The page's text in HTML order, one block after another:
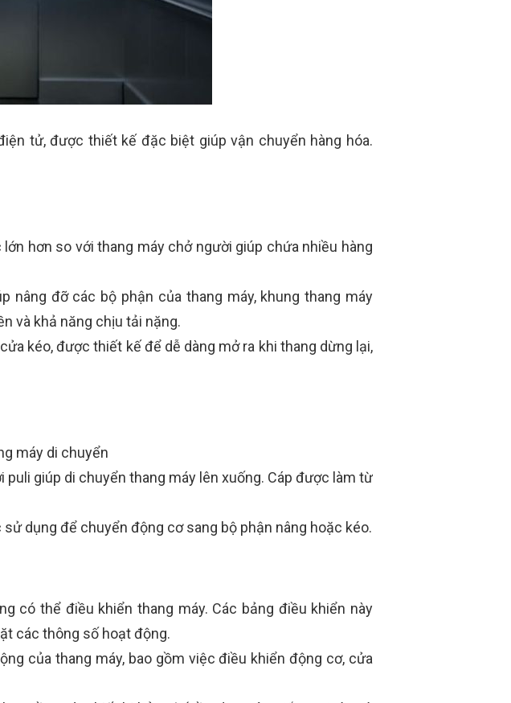
tử, được thiết kế đặc biệt giúp vận chuyển hàng hóa.
hơn so với thang máy chở người giúp chứa nhiều hàng
nâng đỡ các bộ phận của thang máy, khung thang máy
và khả năng chịu tải nặng.
kéo, được thiết kế để dễ dàng mở ra khi thang dừng lại,
máy di chuyển
giúp di chuyển thang máy lên xuống. Cáp được làm từ
dụng để chuyển động cơ sang bộ phận nâng hoặc kéo.
có thể điều khiển thang máy. Các bảng điều khiển này
các thông số hoạt động.
của thang máy, bao gồm việc điều khiển động cơ, cửa